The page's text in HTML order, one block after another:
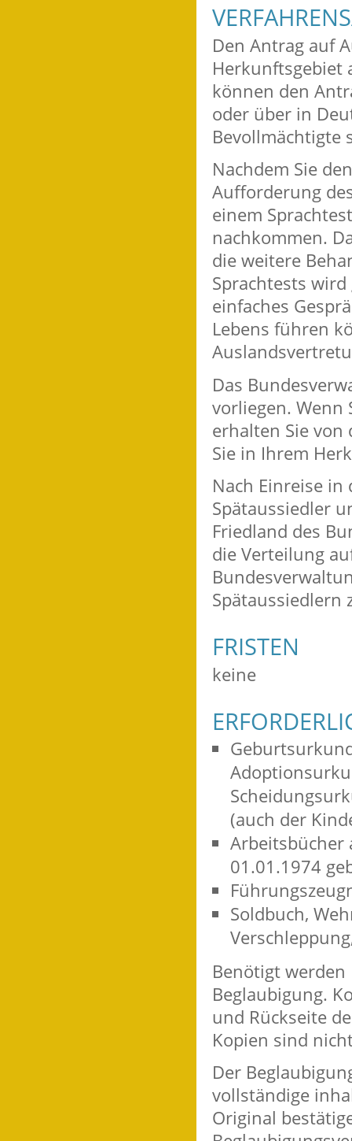
Den Antrag auf
Herkunftsgebiet
können den
oder über in
Bevollmächtigte
Nachdem Sie
Aufforderung
einem
nachkommen.
die weitere
Sprachtests
einfaches
Lebens führen
Das
vorliegen. Wenn
erhalten Sie
Sie in Ihrem
Nach Einreise
Spätaussiedler
Friedland des
die Verteilung
Spätaussiedlern
FRISTEN
keine
(auch der
Arbeitsbücher
01.01.1974
Soldbuch,
Benötigt
Beglaubigung.
und Rückseite
Kopien sind
Der
vollständige
Original